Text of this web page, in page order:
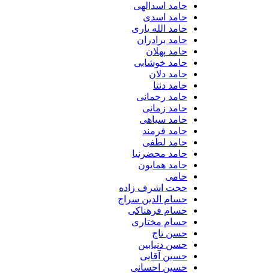
حامد اسدالهی
حامد اسدی
حامد الله یاری
حامد برادران
حامد پهلان
حامد خوشابی
حامد دلان
حامد دنتا
حامد رحمانی
حامد زمانی
حامد سیاهی
حامد فرمند
حامد لطفی
حامد محضرنیا
حامد همایون
حامی
حجت اشرف زاده
حسام الدین سراج
حسام فرهناکی
حسام مختاری
حسن تاج
حسن دنیابین
حسین آقایی
حسین احسانی